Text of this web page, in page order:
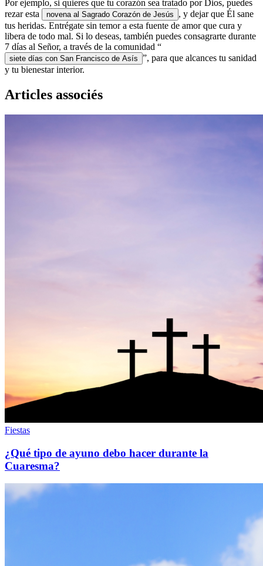
Por ejemplo, si quieres que tu corazón sea tratado por Dios, puedes
rezar esta
novena al Sagrado Corazón de Jesús
, y dejar que Él sane
tus heridas. Entrégate sin temor a esta fuente de amor que cura y
libera de todo mal. Si lo deseas, también puedes consagrarte durante
7 días al Señor, a través de la comunidad “
siete días con San Francisco de Asís ”, para que alcances tu sanidad
y tu bienestar interior.
Articles associés
Fiestas
¿Qué tipo de ayuno debo hacer durante la
Cuaresma?